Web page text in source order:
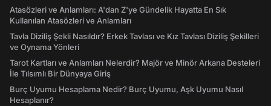
Atasözleri ve Anlamları: A'dan Z'ye Gündelik Hayatta En Sık
Kullanılan Atasözleri ve Anlamları
Tavla Diziliş Şekli Nasıldır? Erkek Tavlası ve Kız Tavlası Diziliş Şekilleri
ve Oynama Yönleri
Tarot Kartları ve Anlamları Nelerdir? Majör ve Minör Arkana Desteleri
İle Tılsımlı Bir Dünyaya Giriş
Burç Uyumu Hesaplama Nedir? Burç Uyumu, Aşk Uyumu Nasıl
Hesaplanır?